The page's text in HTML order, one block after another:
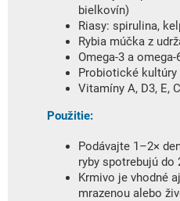
bielkovín)
Riasy: spirulina,
Rybia múčka z
Omega-3 a
Probiotické kultúry
Vitamíny A, D3, E,
Použitie:
Podávajte 1–2×
ryby spotrebujú do
Krmivo je vhodné
mrazenou alebo